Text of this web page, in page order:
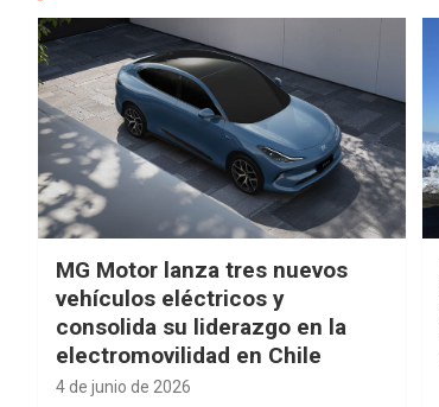
MG Motor lanza tres nuevos
vehículos eléctricos y
consolida su liderazgo en la
electromovilidad en Chile
4 de junio de 2026